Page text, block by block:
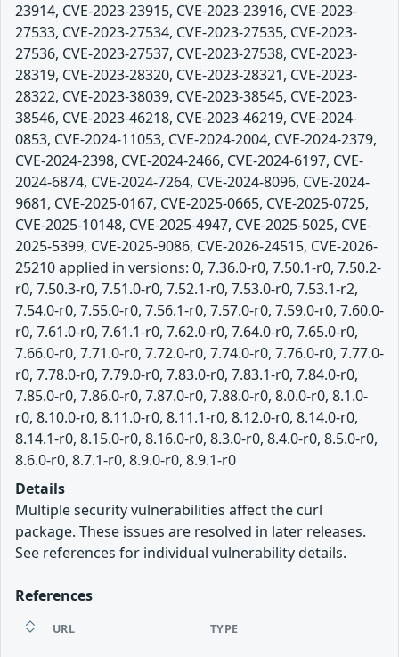
23914, CVE-2023-23915, CVE-2023-23916, CVE-2023-
27533, CVE-2023-27534, CVE-2023-27535, CVE-2023-
27536, CVE-2023-27537, CVE-2023-27538, CVE-2023-
28319, CVE-2023-28320, CVE-2023-28321, CVE-2023-
28322, CVE-2023-38039, CVE-2023-38545, CVE-2023-
38546, CVE-2023-46218, CVE-2023-46219, CVE-2024-
0853, CVE-2024-11053, CVE-2024-2004, CVE-2024-2379,
CVE-2024-2398, CVE-2024-2466, CVE-2024-6197, CVE-
2024-6874, CVE-2024-7264, CVE-2024-8096, CVE-2024-
9681, CVE-2025-0167, CVE-2025-0665, CVE-2025-0725,
CVE-2025-10148, CVE-2025-4947, CVE-2025-5025, CVE-
2025-5399, CVE-2025-9086, CVE-2026-24515, CVE-2026-
25210 applied in versions: 0, 7.36.0-r0, 7.50.1-r0, 7.50.2-
r0, 7.50.3-r0, 7.51.0-r0, 7.52.1-r0, 7.53.0-r0, 7.53.1-r2,
7.54.0-r0, 7.55.0-r0, 7.56.1-r0, 7.57.0-r0, 7.59.0-r0, 7.60.0-
r0, 7.61.0-r0, 7.61.1-r0, 7.62.0-r0, 7.64.0-r0, 7.65.0-r0,
7.66.0-r0, 7.71.0-r0, 7.72.0-r0, 7.74.0-r0, 7.76.0-r0, 7.77.0-
r0, 7.78.0-r0, 7.79.0-r0, 7.83.0-r0, 7.83.1-r0, 7.84.0-r0,
7.85.0-r0, 7.86.0-r0, 7.87.0-r0, 7.88.0-r0, 8.0.0-r0, 8.1.0-
r0, 8.10.0-r0, 8.11.0-r0, 8.11.1-r0, 8.12.0-r0, 8.14.0-r0,
8.14.1-r0, 8.15.0-r0, 8.16.0-r0, 8.3.0-r0, 8.4.0-r0, 8.5.0-r0,
8.6.0-r0, 8.7.1-r0, 8.9.0-r0, 8.9.1-r0
Details
Multiple security vulnerabilities affect the curl
package. These issues are resolved in later releases.
See references for individual vulnerability details.
References
URL TYPE